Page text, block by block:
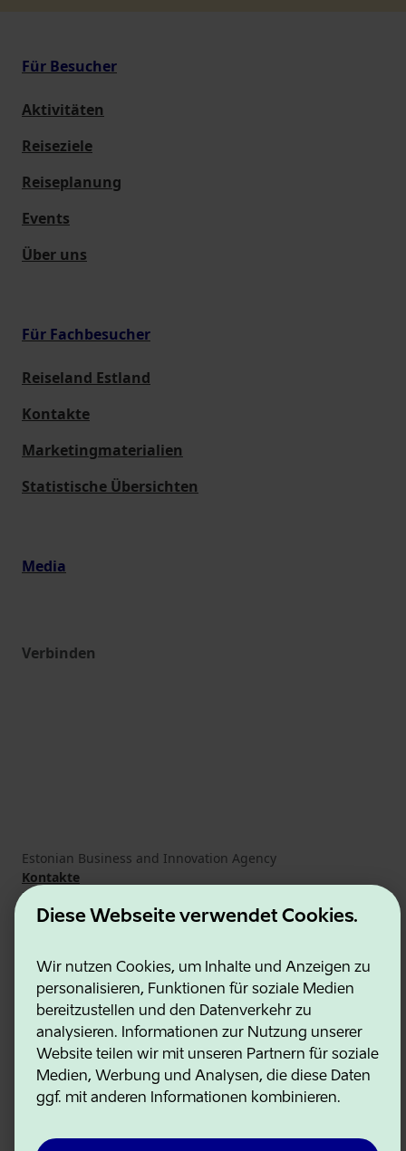
Diese Webseite verwendet Cookies.
Wir nutzen Cookies, um Inhalte und Anzeigen zu
personalisieren, Funktionen für soziale Medien
bereitzustellen und den Datenverkehr zu
analysieren. Informationen zur Nutzung unserer
Website teilen wir mit unseren Partnern für soziale
Medien, Werbung und Analysen, die diese Daten
ggf. mit anderen Informationen kombinieren.
Für Besucher
Aktivitäten
Reiseziele
Reiseplanung
Events
Über uns
Für Fachbesucher
Reiseland Estland
Kontakte
Marketingmaterialien
Statistische Übersichten
Media
Verbinden
Estonian Business and Innovation Agency
Kontakte
Kooperationspartner
Nutzungsbedingungen